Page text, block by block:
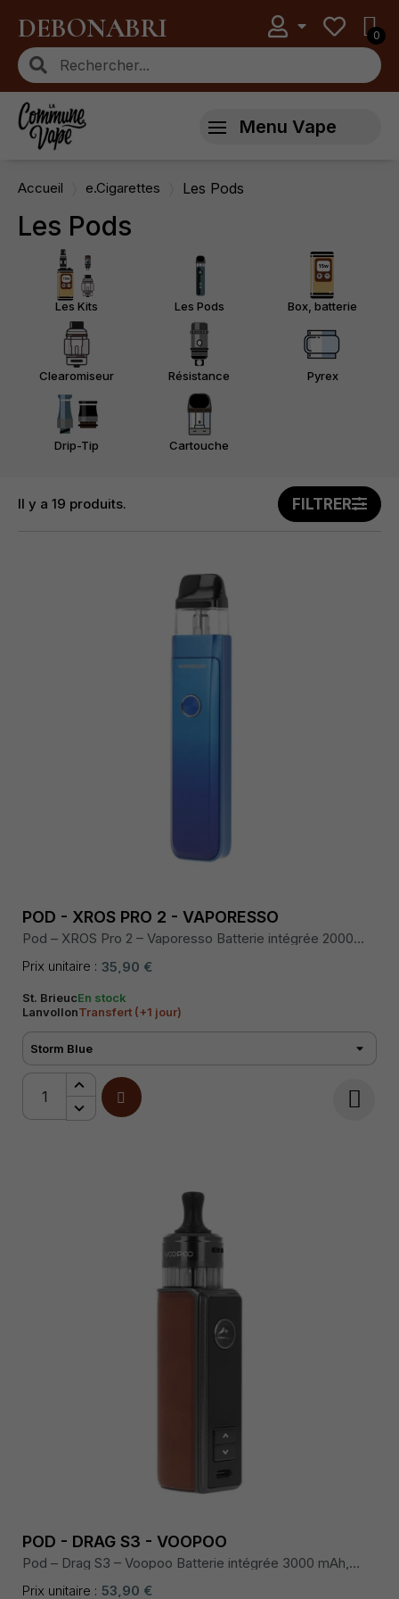
DEBONABRI
Menu Vape
Accueil e.Cigarettes Les Pods
Les Pods
Les Kits Les Pods Box, batterie
Clearomiseur Résistance Pyrex
Drip-Tip Cartouche
Il y a 19 produits. FILTRER
POD - XROS PRO 2 - VAPORESSO
Pod – XROS Pro 2 – Vaporesso Batterie intégrée 2000
airflow réglable, résistances XROS, recharge USB-C
Prix unitaire : 35,90 €
St. BrieucEn stock
LanvollonTransfert (+1 jour)
POD - DRAG S3 - VOOPOO
Pod – Drag S3 – Voopoo Batterie intégrée 3000 mAh,
0,96″, chipset GENE / QUEST 2.0, airflow réglable top,
Prix unitaire : 53,90 €